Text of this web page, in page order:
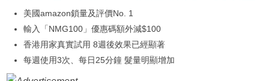
美國amazon鎖量及評價No. 1
輸入「NMG100」優惠碼額外減$100
香港用家真實試用 8週後效果已經顯著
每週使用3次、每日25分鐘 髮量明顯增加